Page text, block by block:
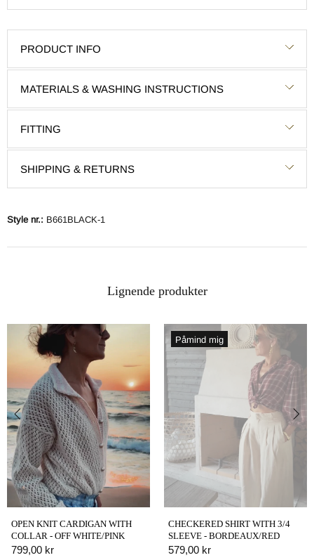
PRODUCT INFO
MATERIALS & WASHING INSTRUCTIONS
FITTING
SHIPPING & RETURNS
Style nr.: B661BLACK-1
Lignende produkter
OPEN KNIT CARDIGAN WITH
COLLAR - OFF WHITE/PINK
799,00 kr
Påmind mig
CHECKERED SHIRT WITH 3/4
SLEEVE - BORDEAUX/RED
579,00 kr